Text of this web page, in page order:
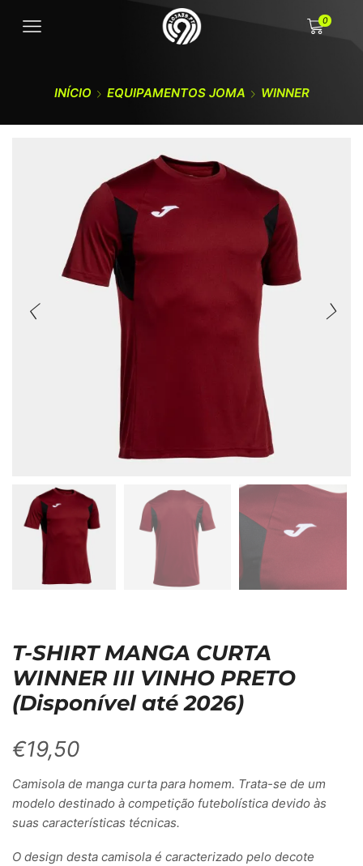
0
INÍCIO EQUIPAMENTOS JOMA WINNER
T-SHIRT MANGA CURTA
WINNER III VINHO PRETO
(Disponível até 2026)
€19,50
Camisola de manga curta para homem. Trata-se de um
modelo destinado à competição futebolística devido às
suas características técnicas.
O design desta camisola é caracterizado pelo decote